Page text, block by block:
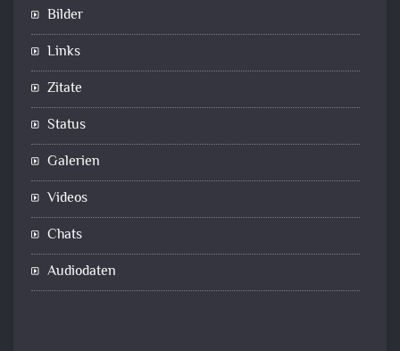
Bilder
Links
Zitate
Status
Galerien
Videos
Chats
Audiodaten